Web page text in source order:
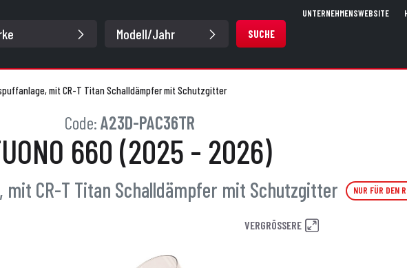
SUCHE
UNTERNEHMENSWEBSITE
mit CR-T Titan Schalldämpfer mit Schutzgitter
Code:A23D-PAC36TR
660 (2025 - 2026)
mit CR-T Titan Schalldämpfer mit Schutzgitter NUR FÜR DEN
VERGRÖSSERE